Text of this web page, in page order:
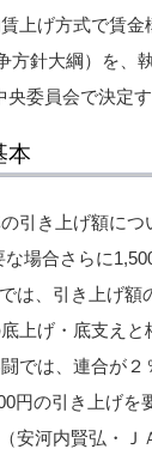
上げ方式で賃金
方針大綱）を、
委員会で決定す
本
引き上げ額に
場合さらに
は、引き上げ額
上げ・底支えと
では、連合が２
円の引き上げを
安河内賢弘・Ｊ